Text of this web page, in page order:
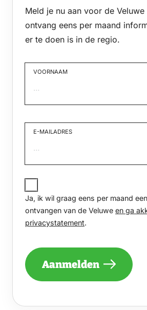
Meld je nu aan voor de
ontvang eens per maand
er te doen is in de regio.
VOORNAAM
E-MAILADRES
JA,
IK
WIL
GRAAG
PER
EEN
ONTVANGEN
EN
Ja, ik wil graag eens per maand
ontvangen van de Veluwe en ga
privacystatement.
Aanmelden